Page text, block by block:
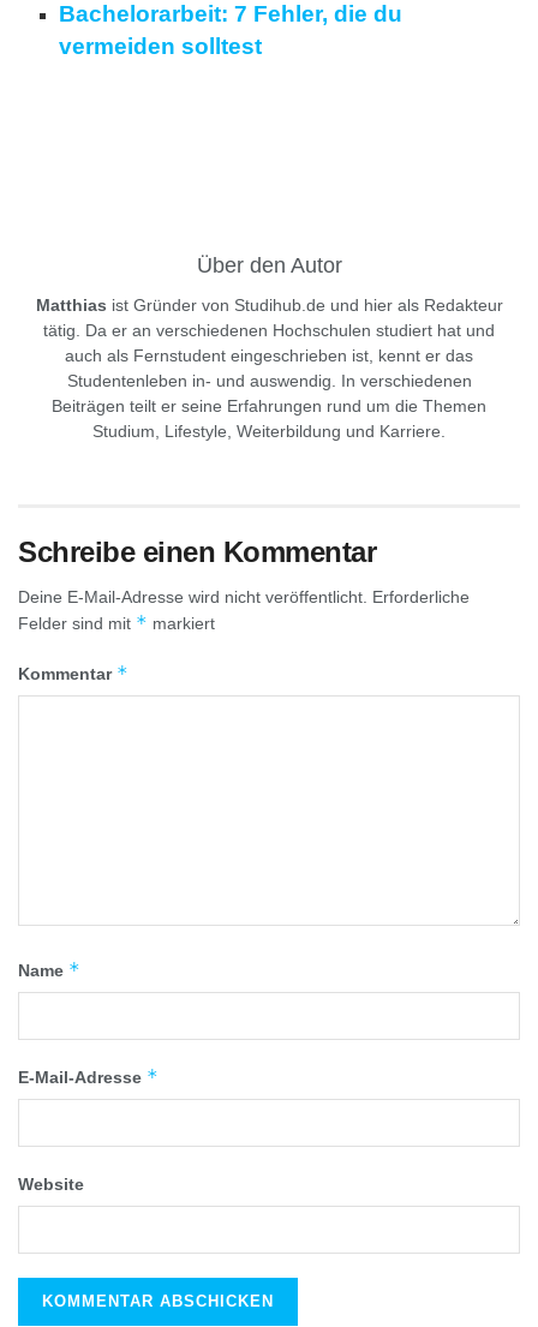
Bachelorarbeit: 7 Fehler, die du
vermeiden solltest
Über den Autor
Matthias ist Gründer von Studihub.de und hier als Redakteur
tätig. Da er an verschiedenen Hochschulen studiert hat und
auch als Fernstudent eingeschrieben ist, kennt er das
Studentenleben in- und auswendig. In verschiedenen
Beiträgen teilt er seine Erfahrungen rund um die Themen
Studium, Lifestyle, Weiterbildung und Karriere.
Schreibe einen Kommentar
Deine E-Mail-Adresse wird nicht veröffentlicht. Erforderliche
Felder sind mit * markiert
Kommentar *
Name *
E-Mail-Adresse *
Website